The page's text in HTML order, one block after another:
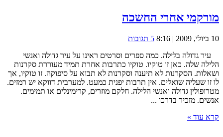
מורקמי אחרי החשכה
10 ביולי, 2009 | 8:16
5 תגובות
עיר גדולה בלילה. כמה ספרים וסרטים ראינו על עיר גדולה ואנשי
הלילה שלה. כאן זו טוקיו. טוקיו כתרבות אחרת תמיד מעוררת סקרנות
ושאלות. הסקרנות לא תיענה וסקרנות לא תבוא על סיפוקה. זו טוקיו, אך
לו זו שעליה שואלים. אין תרבות יפנית כמעט. למערבית דווקא יש רמזים.
מטרופולין גדולה ואנשי הלילה. חלקם מוזרים, קרימינלים או תמימים.
אנשים. מזכיר בדרכו ...
קרא עוד »